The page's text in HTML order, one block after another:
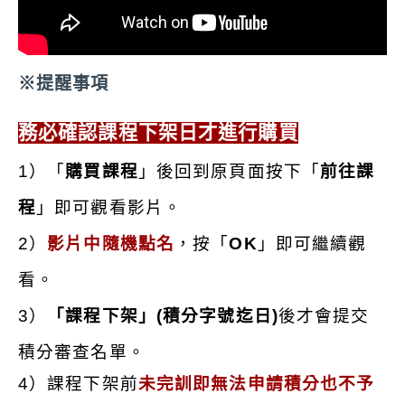
上課時段
不限
※提醒事項
務必確認課程下架日才進行購買
1）「購買課程 」後回到原頁面按下 「前往課
程 」即可觀看影片。
2） 影片中隨機點名 ，按「OK 」即可繼續觀
看。
3）
「課程下架 」(積分字號迄日)後才會提交
積分審查名單。
4）課程下架前未完訓即無法申請積分也不予